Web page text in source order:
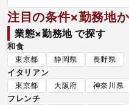
注目の条件×勤務地
業態×勤務地 で探す
和食
東京都 静岡県 長野県
イタリアン
東京都 大阪府 神奈川県
フレンチ